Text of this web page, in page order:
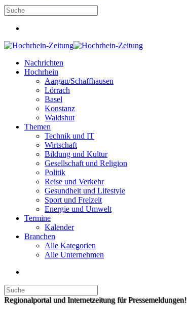
Nachrichten
Hochrhein
Aargau/Schaffhausen
Lörrach
Basel
Konstanz
Waldshut
Themen
Technik und IT
Wirtschaft
Bildung und Kultur
Gesellschaft und Religion
Politik
Reise und Verkehr
Gesundheit und Lifestyle
Sport und Freizeit
Energie und Umwelt
Termine
Kalender
Branchen
Alle Kategorien
Alle Unternehmen
Regionalportal und Internetzeitung für Pressemeldungen!